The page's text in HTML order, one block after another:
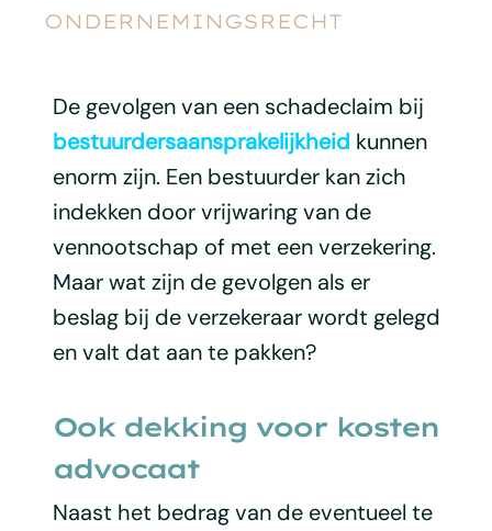
ONDERNEMINGSRECHT
De gevolgen van een schadeclaim bij
bestuurdersaansprakelijkheid kunnen
enorm zijn. Een bestuurder kan zich
indekken door vrijwaring van de
vennootschap of met een verzekering.
Maar wat zijn de gevolgen als er
beslag bij de verzekeraar wordt gelegd
en valt dat aan te pakken?
Ook dekking voor kosten
advocaat
Naast het bedrag van de eventueel te